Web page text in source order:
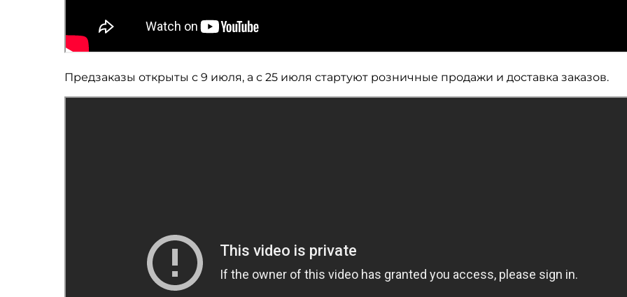
Предзаказы открыты с 9 июля, а с 25 июля стартуют розничные продажи и доставка заказов.